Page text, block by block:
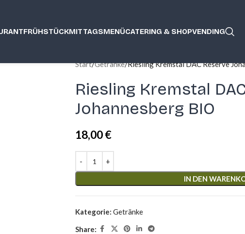
FRÜHSTÜCKMITTAGSMENÜCATERING & SHOPVENDING
Start Getränke Riesling Kremstal DAC Reserve
Riesling Kremstal
Johannesberg BIO
18,00€
IN DEN
Kategorie: Getränke
Share: